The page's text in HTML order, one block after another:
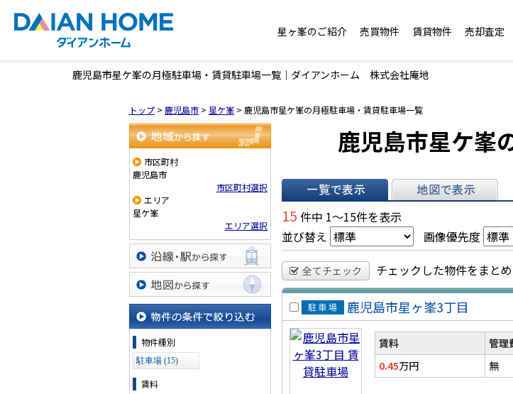
星ヶ峯のご紹介 売買物件 賃貸物件 売却査定
鹿児島市星ケ峯の月極駐車場・賃貸駐車場一覧｜ダイアンホーム 株式会社庵地
トップ > 鹿児島市 > 星ケ峯 > 鹿児島市星ケ峯の月極駐車場・賃貸駐車場一覧
地域から探す
市区町村
鹿児島市
市区町村選択
エリア
星ケ峯
エリア選択
沿線・駅から探す
地図から探す
物件の条件で絞り込む
物件種別
駐車場 (15)
賃料
鹿児島市星ケ峯
一覧で表示 地図で表示
15 件中 1～15件を表示
並び替え
画像優先度
全てチェック チェックした物件をまと
賃貸駐
車場
鹿児島市星ヶ峯3丁目
賃料 管理
0.45万円 無